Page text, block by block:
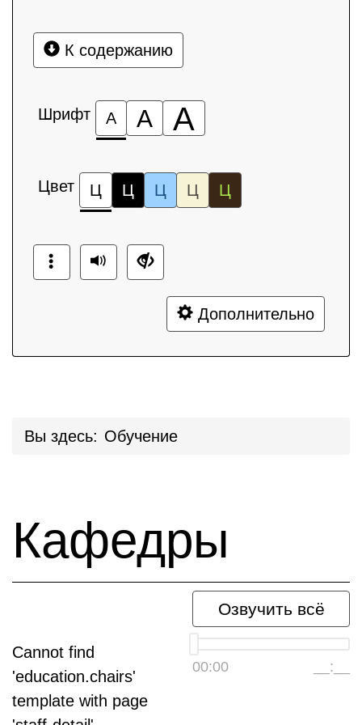
К содержанию
Шрифт А А А
Цвет Ц Ц Ц Ц Ц
Дополнительно
Вы здесь: Обучение
Кафедры
Озвучить всё
00:00 __:__
Cannot find
'education.chairs'
template with page